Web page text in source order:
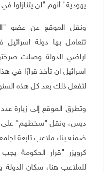
يهودية" أنهم "لن يتنازلوا
ونقل الموقع عن عضو
تتعامل بها دولة اسرائيل
اراضي الدولة وصلت
اسرائيل ان تأخذ قرارًا في
لتفعل ذلك بعد كل هذه
وتطرق الموقع إلى زيارة
ديس، ونقل "سخطهم" على
ضمنه بناء ملاعب تابعة
كرويزر "قرار الحكومة
للملاعب هنا، سكان الدولة